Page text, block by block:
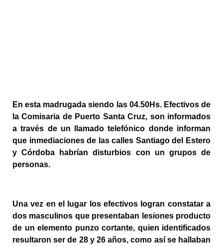
En esta madrugada siendo las 04.50Hs. Efectivos de
la Comisaria de Puerto Santa Cruz, son informados
a través de un llamado telefónico donde informan
que inmediaciones de las calles Santiago del Estero
y Córdoba habrían disturbios con un grupos de
personas.
Una vez en el lugar los efectivos logran constatar a
dos masculinos que presentaban lesiones producto
de un elemento punzo cortante, quien identificados
resultaron ser de 28 y 26 años, como así se hallaban